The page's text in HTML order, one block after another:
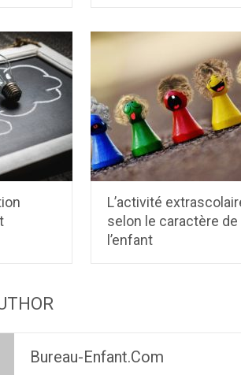
L’activité
selon le caractère de
l’enfant
Bureau-Enfant.com